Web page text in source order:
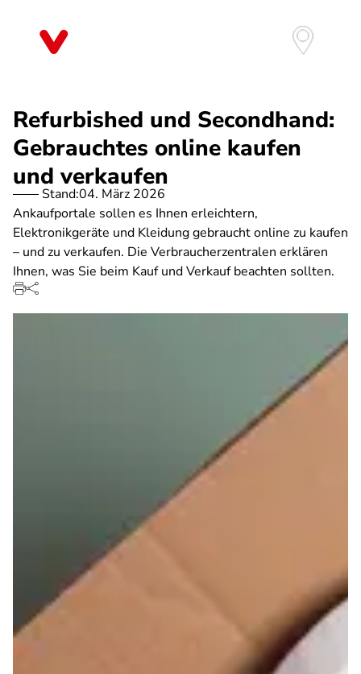
Refurbished und Secondhand:
Gebrauchtes online kaufen
und verkaufen
Stand:04. März 2026
Ankaufportale sollen es Ihnen erleichtern,
Elektronikgeräte und Kleidung gebraucht online zu kaufen
– und zu verkaufen. Die Verbraucherzentralen erklären
Ihnen, was Sie beim Kauf und Verkauf beachten sollten.